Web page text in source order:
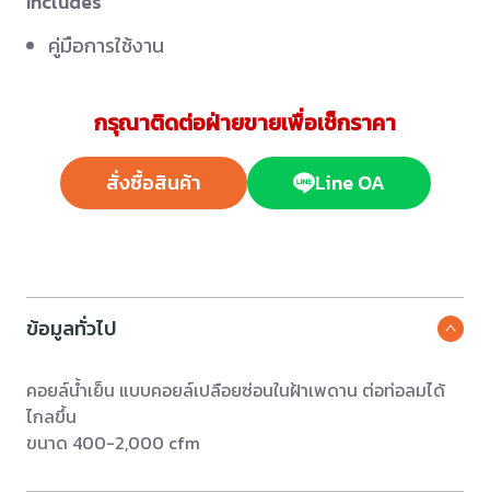
คู่มือการใช้งาน
กรุณาติดต่อฝ่ายขายเพื่อเช็กราคา
สั่งซื้อสินค้า Line OA
ข้อมูลทั่วไป
คอยล์น้ำเย็น แบบคอยล์เปลือยซ่อนในฝ้าเพดาน ต่อท่อลมได้
ไกลขึ้น
ขนาด 400-2,000 cfm